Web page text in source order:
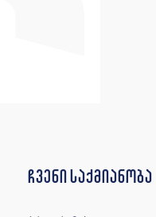
ჩვენი საქმიანობა